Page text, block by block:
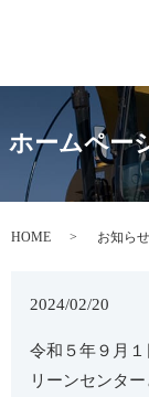
ホームペー
HOME お知らせ
2024/02/20
令和５年９月
リーンセンタ